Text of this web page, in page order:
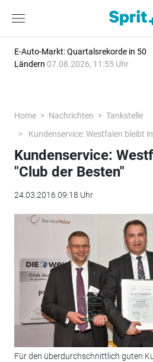
E-Auto-Markt: Quartalsrekorde in 50
Ländern 07.08.2026, 11:55 Uhr
Home Nachrichten
Tankstelle
Kundenservice: Westfalen bleibt
Kundenservice:
"Club der Besten"
24.03.2016 09:18 Uhr
Für den überdurchschnittlich guten